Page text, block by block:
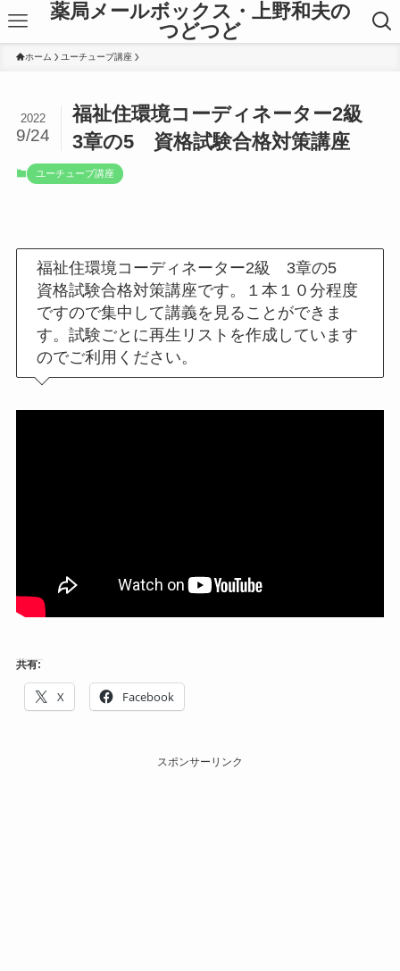
薬局メールボックス・上野和夫の
つどつど
ホーム ユーチューブ講座
福祉住環境コーディネーター2級
3章の5 資格試験合格対策講座
2022
9/24
ユーチューブ講座
福祉住環境コーディネーター2級 3章の5
資格試験合格対策講座です。１本１０分程度
ですので集中して講義を見ることができま
す。試験ごとに再生リストを作成しています
のでご利用ください。
共有:
X Facebook
スポンサーリンク